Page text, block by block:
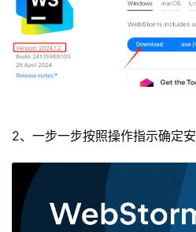
2、一步一步按照操作指示确定安